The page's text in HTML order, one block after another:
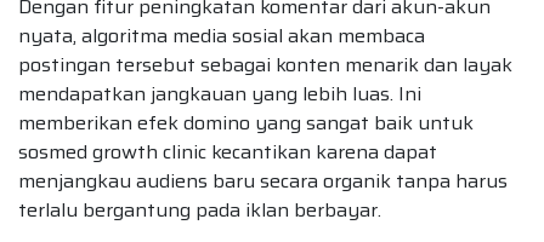
Dengan fitur peningkatan komentar dari akun-akun
nyata, algoritma media sosial akan membaca
postingan tersebut sebagai konten menarik dan layak
mendapatkan jangkauan yang lebih luas. Ini
memberikan efek domino yang sangat baik untuk
sosmed growth clinic kecantikan karena dapat
menjangkau audiens baru secara organik tanpa harus
terlalu bergantung pada iklan berbayar.